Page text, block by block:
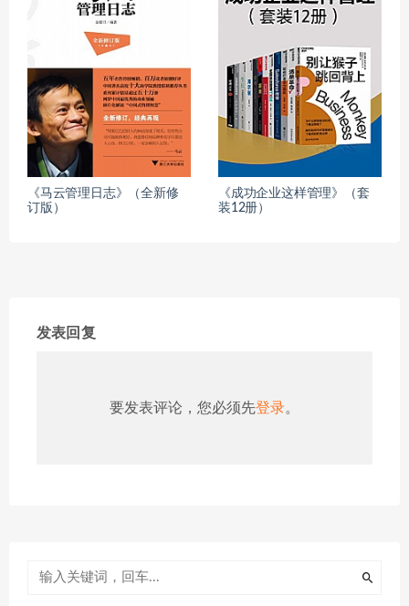
《马云管理日志》（全新修
订版）
《成功企业这样管理》（套
装12册）
发表回复
要发表评论，您必须先登录。